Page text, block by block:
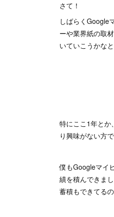
さて！
しばらくGoogle
ーや業界紙の取
いていこうかな
特にここ1年とか
り興味がない方
僕もGoogleマイ
績を積んできま
蓄積もできてる